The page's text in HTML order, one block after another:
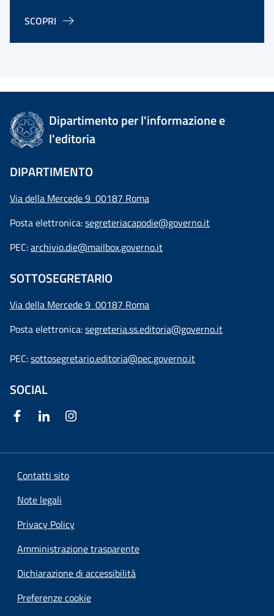
SCOPRI
Dipartimento per l'informazione e
l'editoria
DIPARTIMENTO
Via della Mercede 9 00187 Roma
Posta elettronica:segreteriacapodie@governo.it
PEC:archivio.die@mailbox.governo.it
SOTTOSEGRETARIO
Via della Mercede 9 00187 Roma
Posta elettronica:segreteria.ss.editoria@governo.it
PEC:sottosegretario.editoria@pec.governo.it
SOCIAL
Contatti sito
Note legali
Privacy Policy
Amministrazione trasparente
Dichiarazione di accessibilità
Preferenze cookie